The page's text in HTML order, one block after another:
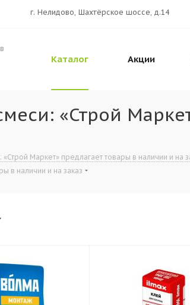
г. Нелидово, Шахтёрское шоссе, д.14
Каталог Акции
«Строй
Маркет» предлагает товары в наличии и на
в наличии и на заказ